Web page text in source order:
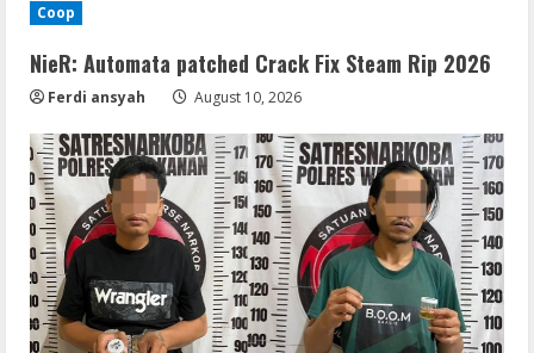
Coop
NieR: Automata patched Crack Fix Steam Rip 2026
Ferdi ansyah August 10, 2026